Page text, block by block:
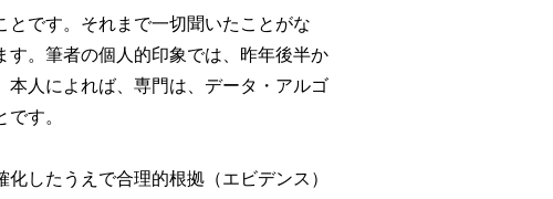
です。それまで一切聞いたことがな
す。筆者の個人的印象では、昨年後半か
本人によれば、専門は、データ・アルゴ
す。
したうえで合理的根拠（エビデンス）